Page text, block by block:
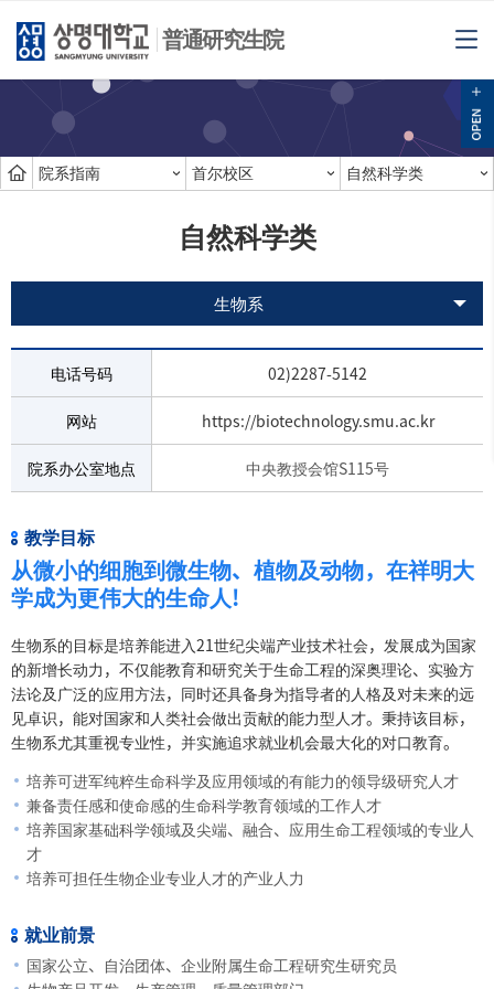
普通研究生院
院系指南 首尔校区 自然科学类
自然科学类
生物系
电话号码 02)2287-5142
网站 https://biotechnology.smu.ac.kr
院系办公室地点 中央教授会馆S115号
教学目标
从微小的细胞到微生物、植物及动物，在祥明大
学成为更伟大的生命人!
生物系的目标是培养能进入21世纪尖端产业技术社会，发展成为国家
的新增长动力，不仅能教育和研究关于生命工程的深奥理论、实验方
法论及广泛的应用方法，同时还具备身为指导者的人格及对未来的远
见卓识，能对国家和人类社会做出贡献的能力型人才。秉持该目标，
生物系尤其重视专业性，并实施追求就业机会最大化的对口教育。
培养可进军纯粹生命科学及应用领域的有能力的领导级研究人才
兼备责任感和使命感的生命科学教育领域的工作人才
培养国家基础科学领域及尖端、融合、应用生命工程领域的专业人
才
培养可担任生物企业专业人才的产业人力
就业前景
国家公立、自治团体、企业附属生命工程研究生研究员